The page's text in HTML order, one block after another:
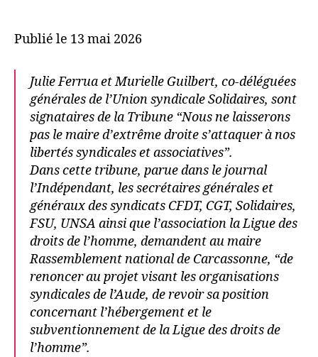
Publié le 13 mai 2026
Julie Ferrua et Murielle Guilbert, co-déléguées
générales de l’Union syndicale Solidaires, sont
signataires de la Tribune “Nous ne laisserons
pas le maire d’extrême droite s’attaquer à nos
libertés syndicales et associatives”.
Dans cette tribune, parue dans le journal
l’Indépendant, les secrétaires générales et
généraux des syndicats CFDT, CGT, Solidaires,
FSU, UNSA ainsi que l’association la Ligue des
droits de l’homme, demandent au maire
Rassemblement national de Carcassonne, “de
renoncer au projet visant les organisations
syndicales de l’Aude, de revoir sa position
concernant l’hébergement et le
subventionnement de la Ligue des droits de
l’homme”.